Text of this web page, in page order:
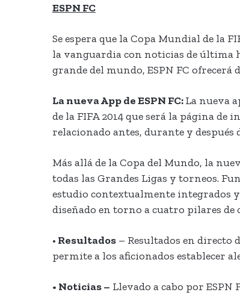
ESPN FC
Se espera que la Copa Mundial de la
la vanguardia con noticias de última
grande del mundo, ESPN FC
La nueva App de ESPN FC:La nueva
de la FIFA 2014 que será la página
relacionado antes, durante y después
Más allá de la Copa del Mundo, la
todas las Grandes Ligas y torneos.
estudio contextualmente integrados y
diseñado en torno a cuatro pilares de
• Resultados – Resultados en directo
permite a los aficionados establecer
• Noticias – Llevado a cabo por